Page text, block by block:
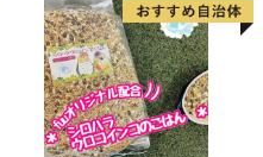
われ、沖合ではイサキ、
イワシ等を対象とした敷
オ、フグ等を対象とした
が盛んな町です。